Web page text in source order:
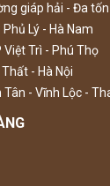
giáp hải - Đa tốn
Phủ Lý - Hà Nam
Việt Trì - Phú Thọ
- Hà Nội
Tân - Vĩnh Lộc -